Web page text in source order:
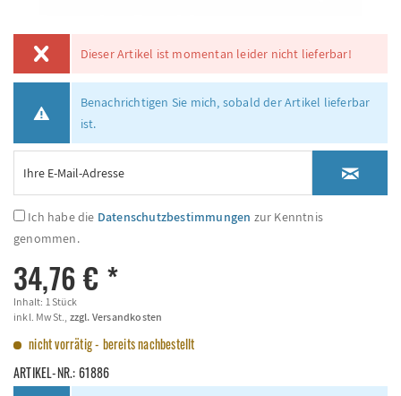
Dieser Artikel ist momentan leider nicht lieferbar!
Benachrichtigen Sie mich, sobald der Artikel lieferbar
ist.
Ich habe die Datenschutzbestimmungen zur Kenntnis
genommen.
34,76 € *
Inhalt: 1 Stück
inkl. MwSt., zzgl. Versandkosten
nicht vorrätig - bereits nachbestellt
ARTIKEL-NR.:61886